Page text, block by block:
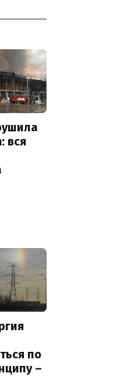
вся
по
–